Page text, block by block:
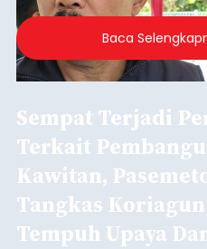
Baca
Sempat Terjadi
Terkait
Kawitan,
Tangkas
Tempuh Upaya